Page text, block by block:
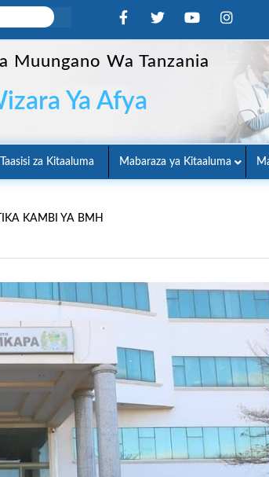
Muungano Wa Tanzania
Ya Afya
Taasisi za Kitaaluma Mabaraza ya Kitaaluma
KAMBI YA BMH